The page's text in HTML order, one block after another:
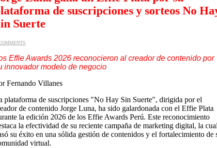
de suscripciones y sorteos No
Suerte
Effie Awards 2026 reconocieron al creador de contenido por
innovador modelo de negocio
Fernando Villanes
plataforma de suscripciones "No Hay Sin Suerte", dirigida por el
de contenido Jorge Luna, ha sido galardonada con el Effie Plata
la edición 2026 de los Effie Awards Perú. Este reconocimiento
la efectividad de su reciente campaña de marketing digital, la
su éxito en una sólida gestión de contenidos y el fortalecimiento de
virtual.